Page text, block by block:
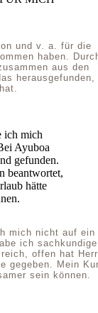
und v. a. für die
haben.
aus den
herausgefunden,
mich nicht auf ein
ich sachkundige
offen hat Herr
gegeben. Mein
sein können.